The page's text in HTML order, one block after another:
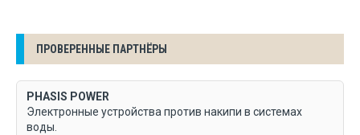
ПРОВЕРЕННЫЕ ПАРТНЁРЫ
PHASIS POWER
Электронные устройства против накипи в системах
воды.